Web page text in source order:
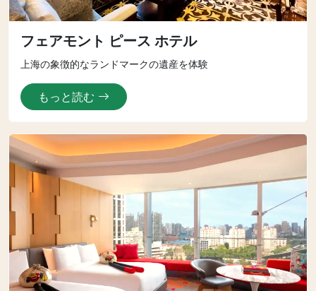
フェアモント ピース ホテル
上海の象徴的なランドマークの遺産を体験
もっと読む